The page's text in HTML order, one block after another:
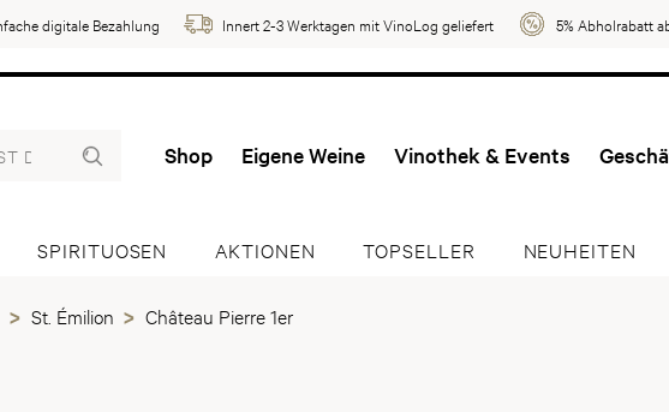
digitale Bezahlung Innert 2-3 Werktagen mit VinoLog geliefert 5% Abholrabatt
Shop Eigene Weine Vinothek & Events
SPIRITUOSEN AKTIONEN TOPSELLER NEUHEITEN
St. Émilion Château Pierre 1er